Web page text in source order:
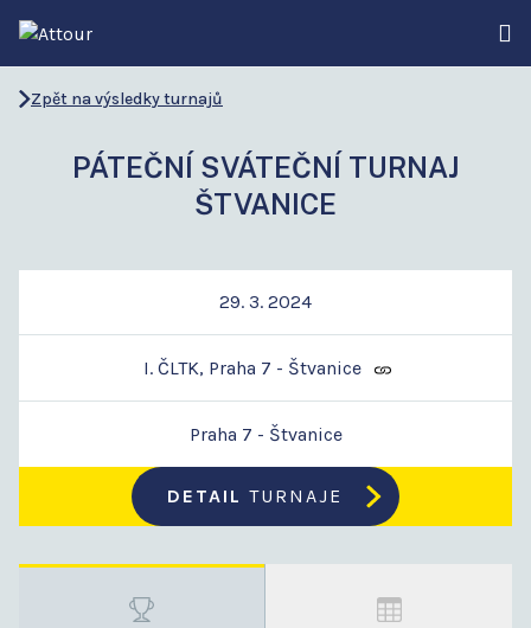
Zpět na výsledky turnajů
PÁTEČNÍ SVÁTEČNÍ TURNAJ
ŠTVANICE
29. 3. 2024
I. ČLTK, Praha 7 - Štvanice
Praha 7 - Štvanice
DETAIL TURNAJE